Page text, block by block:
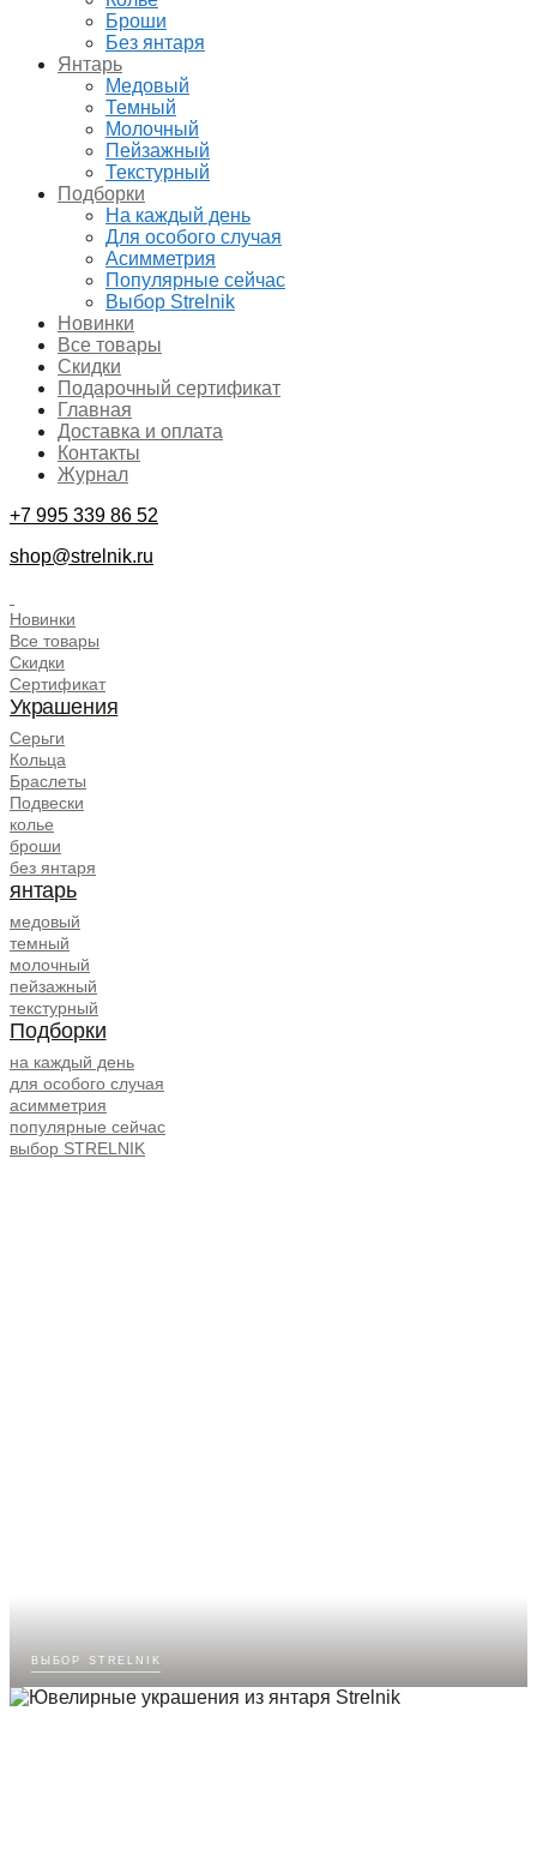
Броши
Без янтаря
Янтарь
Медовый
Темный
Молочный
Пейзажный
Текстурный
Подборки
На каждый день
Для особого случая
Асимметрия
Популярные сейчас
Выбор Strelnik
Новинки
Все товары
Скидки
Подарочный сертификат
Главная
Доставка и оплата
Контакты
Журнал
+7 995 339 86 52
shop@strelnik.ru
Новинки
Все товары
Скидки
Сертификат
Украшения
Серьги
Кольца
Браслеты
Подвески
колье
броши
без янтаря
янтарь
медовый
темный
молочный
пейзажный
текстурный
Подборки
на каждый день
для особого случая
асимметрия
популярные сейчас
выбор STRELNIK
выбор strelnik